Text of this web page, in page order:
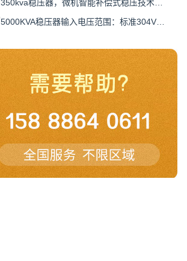
350kva稳压器，微机智能补偿式稳压技术…
5000KVA稳压器输入电压范围：标准304V…